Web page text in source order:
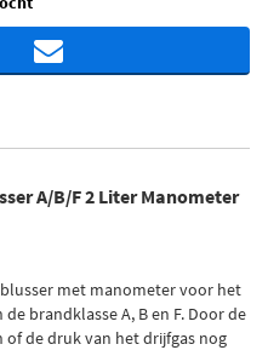
A/B/F 2 Liter Manometer
met manometer voor het
brandklasse A, B en F. Door de
of de druk van het drijfgas nog